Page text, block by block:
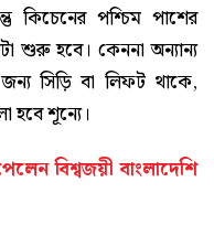
কিচেনের পশ্চিম পাশের
শুরু হবে। কেননা অন্যান্য
সিড়ি বা লিফট থাকে,
হবে শূন্যে।
বিশ্বজয়ী বাংলাদেশি